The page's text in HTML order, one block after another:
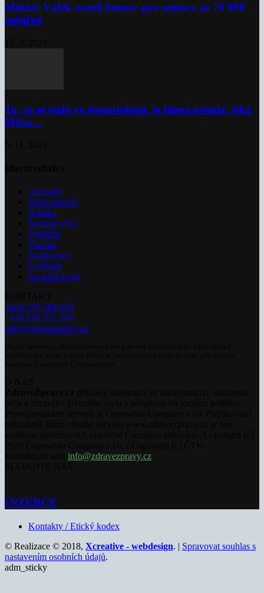
Ministr Válek ocenil domov pro seniory za 70 000
měsíčně
To, co se stalo ve stomatologii, je šílená ostuda, říká
Milan...
Aktuality
Zdravotnictví
Politika
Sociální věci
Pojištění
Pharma
Rozhovory
E-Health
Ke kávě i čaji
+420 777 264 528
+420 606 831 394
info@zdravezpravy.cz
info@zdravezpravy.cz
INZERCE
Kontakty / Etický kodex
© Realizace © 2018, Xcreative - webdesign. | Spravovat souhlas s
nastavením osobních údajů.
adm_sticky